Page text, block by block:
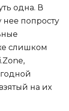
одна. В
нее попросту
слишком
на их